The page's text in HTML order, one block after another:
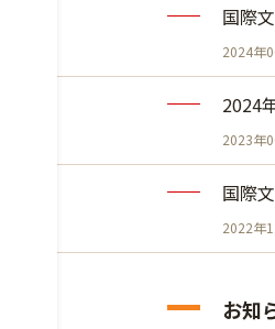
国際
2024年
2024
2023年
国際
2022年
お知